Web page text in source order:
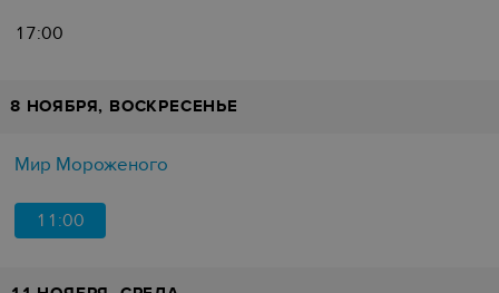
17:00
8 НОЯБРЯ, ВОСКРЕСЕНЬЕ
Мир Мороженого
11:00